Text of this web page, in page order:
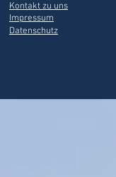
Kontakt zu uns
Impressum
Datenschutz